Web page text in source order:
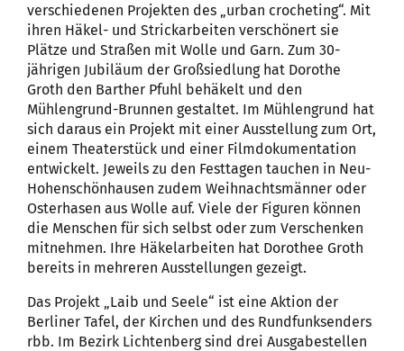
verschiedenen Projekten des „urban crocheting“. Mit
ihren Häkel- und Strickarbeiten verschönert sie
Plätze und Straßen mit Wolle und Garn. Zum 30-
jährigen Jubiläum der Großsiedlung hat Dorothe
Groth den Barther Pfuhl behäkelt und den
Mühlengrund-Brunnen gestaltet. Im Mühlengrund hat
sich daraus ein Projekt mit einer Ausstellung zum Ort,
einem Theaterstück und einer Filmdokumentation
entwickelt. Jeweils zu den Festtagen tauchen in Neu-
Hohenschönhausen zudem Weihnachtsmänner oder
Osterhasen aus Wolle auf. Viele der Figuren können
die Menschen für sich selbst oder zum Verschenken
mitnehmen. Ihre Häkelarbeiten hat Dorothee Groth
bereits in mehreren Ausstellungen gezeigt.
Das Projekt „Laib und Seele“ ist eine Aktion der
Berliner Tafel, der Kirchen und des Rundfunksenders
rbb. Im Bezirk Lichtenberg sind drei Ausgabestellen